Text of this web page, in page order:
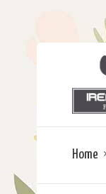
Home